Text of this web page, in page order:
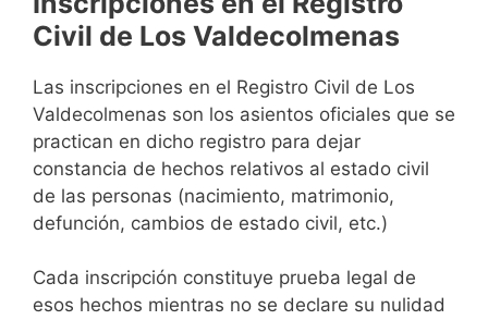
Civil de Los Valdecolmenas
Las inscripciones en el Registro Civil de Los
Valdecolmenas son los asientos oficiales que se
practican en dicho registro para dejar
constancia de hechos relativos al estado civil
de las personas (nacimiento, matrimonio,
defunción, cambios de estado civil, etc.)
Cada inscripción constituye prueba legal de
esos hechos mientras no se declare su nulidad